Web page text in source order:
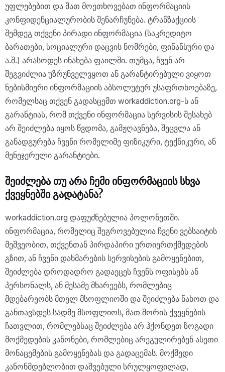
უფლებებით და მათ მოეთხოვებათ ინფორმაციის
კონფიდენციალურობის შენარჩუნება. ტრანზაქციის
შემდეგ თქვენი პირადი ინფორმაცია (საკრედიტო
ბარათები, სოციალური დაცვის ნომრები, ფინანსური და
ა.შ.) არასოდეს ინახება ფაილში. თუმცა, ჩვენ არ
შეგვიძლია უზრუნველვყოთ ან გარანტირებული ვიყოთ
ნებისმიერი ინფორმაციის აბსოლუტურ უსაფრთხოებაზე,
რომელსაც თქვენ გადასცემთ workaddiction.org-ს ან
გარანტიას, რომ თქვენი ინფორმაცია სერვისის შესახებ
არ შეიძლება იყოს წვდომა, გამჟღავნება, შეცვლა ან
განადგურება ჩვენი რომელიმე ფიზიკური, ტექნიკური, ან
მენეჯერული გარანტიები.
შეიძლება თუ არა ჩემი ინფორმაციის სხვა
ქვეყნებში გადატანა?
workaddiction.org დაფუძნებულია პოლონეთში.
ინფორმაცია, რომელიც შეგროვებულია ჩვენი ვებსაიტის
მეშვეობით, თქვენთან პირდაპირი ურთიერთქმედების
გზით, ან ჩვენი დახმარების სერვისების გამოყენებით,
შეიძლება დროდადრო გადაეცეს ჩვენს ოფისებს ან
პერსონალს, ან მესამე მხარეებს, რომლებიც
მდებარეობს მთელ მსოფლიოში და შეიძლება ნახოთ და
განთავსდეს სადმე მსოფლიოს, მათ შორის ქვეყნების
ჩათვლით, რომლებსაც შეიძლება არ ჰქონდეთ ზოგადი
მოქმედების კანონები, რომლებიც არეგულირებენ ასეთი
მონაცემების გამოყენებას და გადაცემას. მოქმედი
კანონმდებლობით დაშვებული სრულყოფილად,